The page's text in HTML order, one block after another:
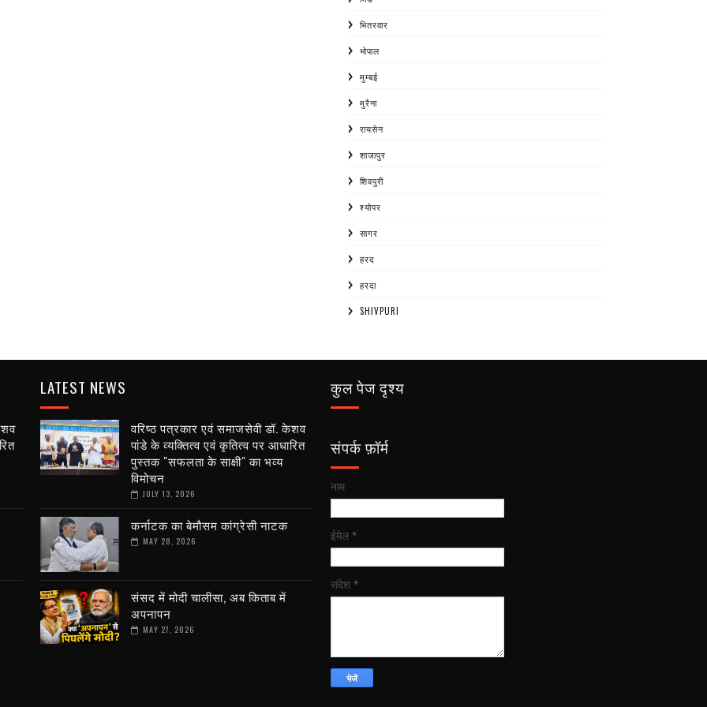
भितरवार
भोपाल
मुम्बई
मुरैना
रायसेन
शाजापुर
शिवपुरी
श्योपर
सागर
हरद
हरदा
SHIVPURI
LATEST NEWS
वरिष्ठ पत्रकार एवं समाजसेवी डॉ. केशव
पांडे के व्यक्तित्व एवं कृतित्व पर आधारित
पुस्तक "सफलता के साक्षी" का भव्य
विमोचन
JULY 13, 2026
कर्नाटक का बेमौसम कांग्रेसी नाटक
MAY 28, 2026
संसद में मोदी चालीसा, अब किताब में
अपनापन
MAY 27, 2026
कुल पेज दृश्य
संपर्क फ़ॉर्म
नाम
ईमेल *
संदेश *